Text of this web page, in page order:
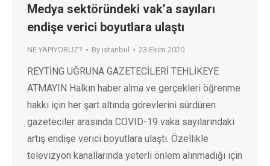
Medya sektöründeki vak’a sayıları
endişe verici boyutlara ulaştı
NE YAPIYORUZ? By istanbul 23 Ekim 2020
REYTİNG UĞRUNA GAZETECİLERİ TEHLİKEYE
ATMAYIN Halkın haber alma ve gerçekleri öğrenme
hakkı için her şart altında görevlerini sürdüren
gazeteciler arasında COVID-19 vaka sayılarındaki
artış endişe verici boyutlara ulaştı. Özellikle
televizyon kanallarında yeterli önlem alınmadığı için